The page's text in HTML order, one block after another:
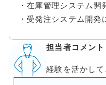
・在庫管理システム開
・受発注システム開発
担当者コメント
経験を活かして